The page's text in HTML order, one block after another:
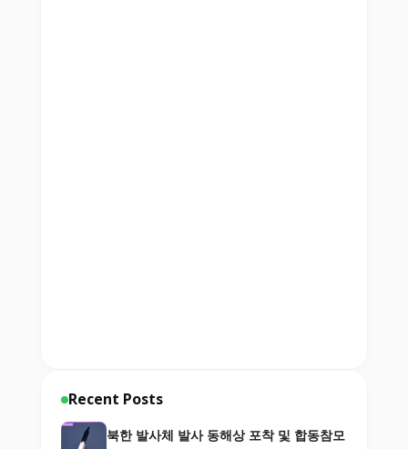
Recent Posts
북한 발사체 발사 동해상 포착 및 합동참모